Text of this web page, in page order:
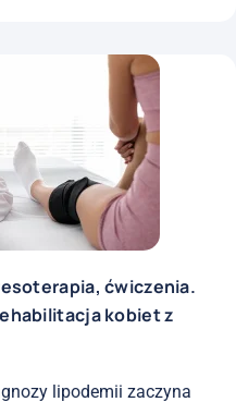
ćwiczenia.
kobiet z
lipodemii zaczyna